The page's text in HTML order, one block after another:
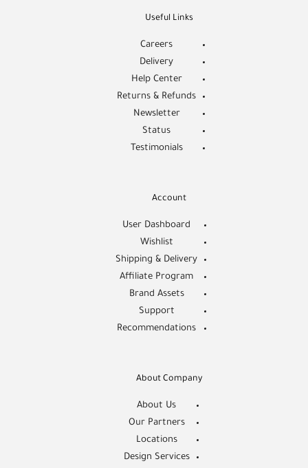
Useful Links
Careers
Delivery
Help Center
Returns & Refunds
Newsletter
Status
Testimonials
Account
User Dashboard
Wishlist
Shipping & Delivery
Affiliate Program
Brand Assets
Support
Recommendations
About Company
About Us
Our Partners
Locations
Design Services